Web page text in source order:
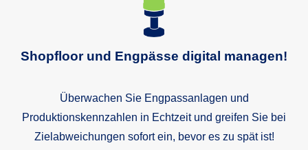
Shopfloor und Engpässe digital managen!
Überwachen Sie Engpassanlagen und
Produktionskennzahlen in Echtzeit und greifen Sie bei
Zielabweichungen sofort ein, bevor es zu spät ist!